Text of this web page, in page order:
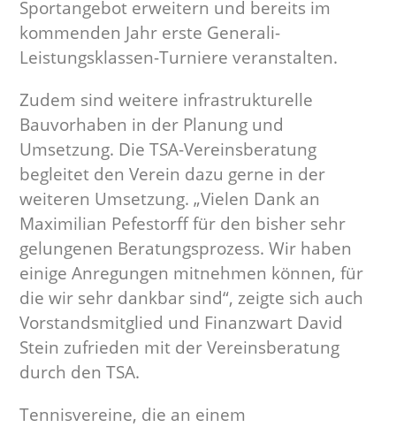
Sportangebot erweitern und bereits im
kommenden Jahr erste Generali-
Leistungsklassen-Turniere veranstalten.
Zudem sind weitere infrastrukturelle
Bauvorhaben in der Planung und
Umsetzung. Die TSA-Vereinsberatung
begleitet den Verein dazu gerne in der
weiteren Umsetzung. „Vielen Dank an
Maximilian Pefestorff für den bisher sehr
gelungenen Beratungsprozess. Wir haben
einige Anregungen mitnehmen können, für
die wir sehr dankbar sind“, zeigte sich auch
Vorstandsmitglied und Finanzwart David
Stein zufrieden mit der Vereinsberatung
durch den TSA.
Tennisvereine, die an einem